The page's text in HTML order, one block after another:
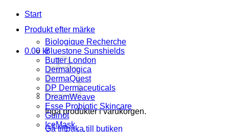
0.00 kr
Inga produkter i varukorgen.
Gå tillbaka till butiken
Start
Produkt efter märke
Biologique Recherche
Bluestone Sunshields
Butter London
Dermalogica
DermaQuest
DP Dermaceuticals
DreamWeave
Esse Probiotic Skincare
Guinot
IceMask